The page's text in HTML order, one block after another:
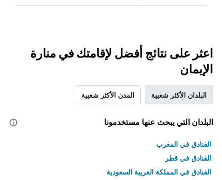
اعثر على نتائج أفضل لإقامتك في منارة
الإيمان
البلدان الأكثر شعبية المدن الأكثر شعبية
البلدان التي يبحث عنها مستخدمونا
الفنادق في المغرب
الفنادق في قطر
الفنادق في المملكة العربية السعودية